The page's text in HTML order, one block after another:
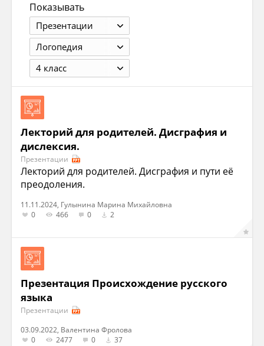
Показывать
Презентации
Логопедия
4 класс
Лекторий для родителей. Дисграфия и
дислексия.
Презентации
Лекторий для родителей. Дисграфия и пути её
преодоления.
11.11.2024, Гулынина Марина Михайловна
0
466 0 2
Презентация Происхождение русского
языка
Презентации
03.09.2022, Валентина Фролова
0
2477 0 37